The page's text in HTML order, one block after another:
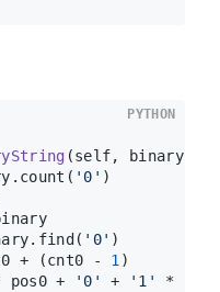
(self, binary:
'0' )
'0' )
+ (cnt0 -
1 )
pos0 + '0' + '1' * (
PYTHON